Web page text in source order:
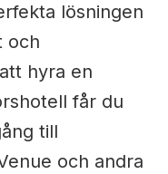
lösningen
och
hyra en
får du
till
och andra